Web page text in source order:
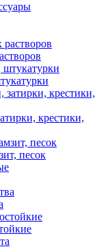
крестики,
песок